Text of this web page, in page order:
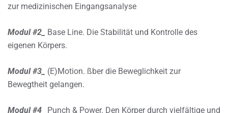
zur medizinischen Eingangsanalyse
Modul #2_
Base Line. Die Stabilität und Kontrolle des
eigenen Körpers.
Modul #3_
(E)Motion. ßber die Beweglichkeit zur
Bewegtheit gelangen.
Modul #4_
Punch & Power. Den Körper durch vielfältige und